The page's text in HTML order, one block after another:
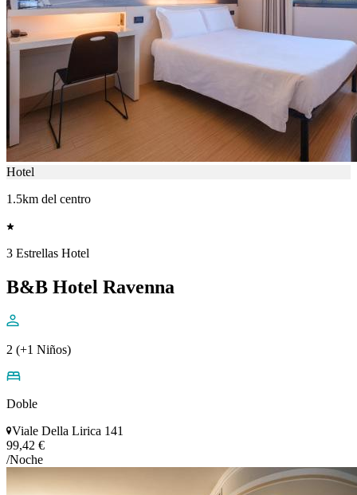
Hotel
1.5km del centro
3 Estrellas Hotel
B&B Hotel Ravenna
2 (+1 Niños)
Doble
Viale Della Lirica 141
99,42 €
/Noche